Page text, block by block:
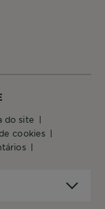
do site
cookies